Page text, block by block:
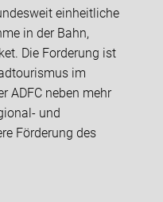
einheitliche
in der Bahn,
Die Forderung ist
im
ADFC neben mehr
und
Förderung des